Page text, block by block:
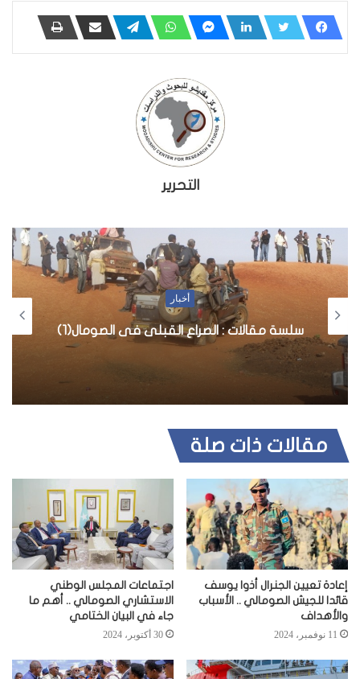
التحرير
أخبار
سلسة مقالات : الصراع القبلى فى الصومال(1)
مقالات ذات صلة
إعادة تعيين الجنرال أذوا يوسف
قائدا للجيش الصومالي .. الأسباب
والأهداف
11 نوفمبر، 2024
اجتماعات المجلس الوطني
الاستشاري الصومالي .. أهم ما
جاء في البيان الختامي
30 أكتوبر، 2024